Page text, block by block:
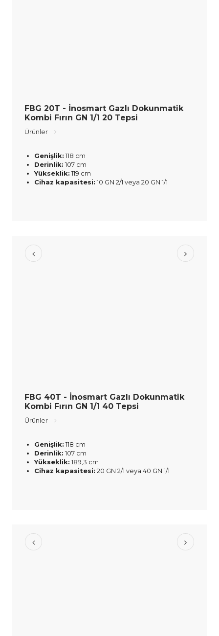
FBG 20T - İnosmart Gazlı Dokunmatik
Kombi Fırın GN 1/1 20 Tepsi
Ürünler
Genişlik: 118 cm
Derinlik: 107 cm
Yükseklik: 119 cm
Cihaz kapasitesi: 10 GN 2/1 veya 20 GN 1/1
FBG 40T - İnosmart Gazlı Dokunmatik
Kombi Fırın GN 1/1 40 Tepsi
Ürünler
Genişlik: 118 cm
Derinlik: 107 cm
Yükseklik: 189,3 cm
Cihaz kapasitesi: 20 GN 2/1 veya 40 GN 1/1